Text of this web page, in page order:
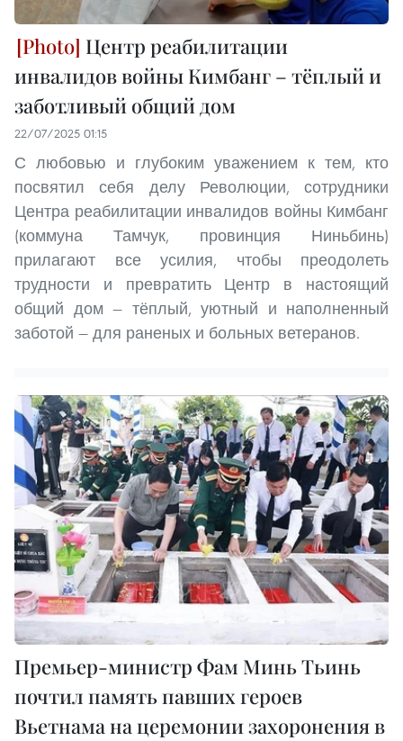
Центр реабилитации
инвалидов войны Кимбанг – тёплый и
заботливый общий дом
22/07/2025 01:15
С любовью и глубоким уважением к тем, кто
посвятил себя делу Революции, сотрудники
Центра реабилитации инвалидов войны Кимбанг
(коммуна Тамчук, провинция Ниньбинь)
прилагают все усилия, чтобы преодолеть
трудности и превратить Центр в настоящий
общий дом — тёплый, уютный и наполненный
заботой — для раненых и больных ветеранов.
Премьер-министр Фам Минь Тьинь
почтил память павших героев
Вьетнама на церемонии захоронения в